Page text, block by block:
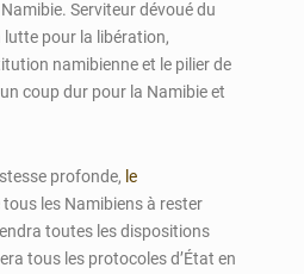
Serviteur dévoué du
lutte pour la libération,
namibienne et le pilier de
coup dur pour la Namibie et
profonde, le
tous les Namibiens à rester
toutes les dispositions
tous les protocoles d’État en